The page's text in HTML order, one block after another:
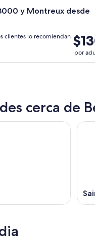
y Montreux desde
por
clientes lo recomiendan
cerca de